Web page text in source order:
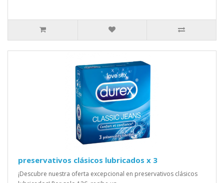
preservativos clásicos lubricados x 3
¡Descubre nuestra oferta excepcional en preservativos clásicos